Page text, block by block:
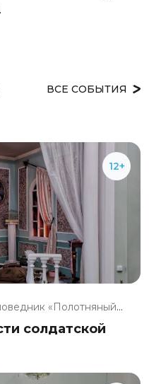
ВСЕ СОБЫТИЯ
12+
Музей-заповедник «Полотняный З...
солдатской